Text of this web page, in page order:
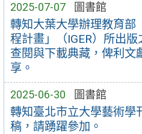
2025-07-07 圖書館
轉知大葉大學辦理教育部
程計畫」（IGER）所出
查閱與下載典藏，俾利文
享。
2025-06-30 圖書館
轉知臺北市立大學藝術學
稿，請踴躍參加。